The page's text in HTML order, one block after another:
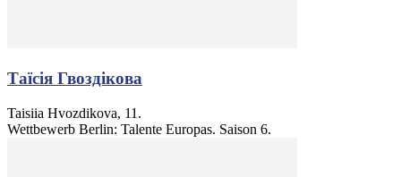
Таїсія Гвоздікова
Taisiia Hvozdikova, 11.
Wettbewerb Berlin: Talente Europas. Saison 6.